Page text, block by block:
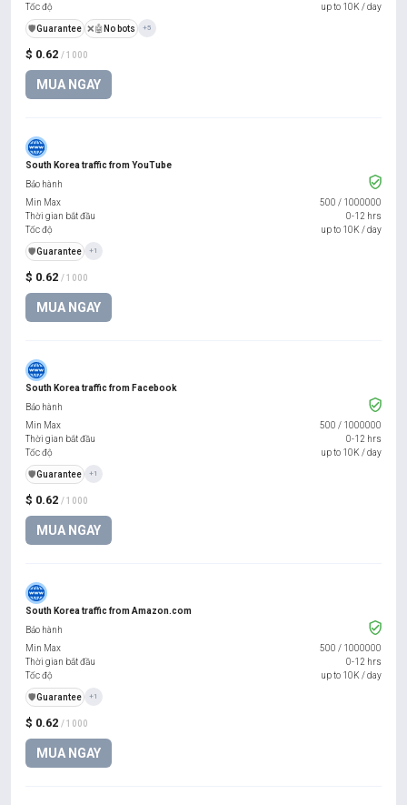
$ 0.62 / 1000
MUA NGAY
Tốc độ
up to 10K / day
️🛡️Guarantee ❌🤖 No bots +5
South Korea traffic from YouTube
$ 0.62 / 1000
MUA NGAY
Bảo hành
Min Max
500 / 1000000
Thời gian bắt đầu
0-12 hrs
Tốc độ
up to 10K / day
️🛡️Guarantee +1
South Korea traffic from Facebook
$ 0.62 / 1000
MUA NGAY
Bảo hành
Min Max
500 / 1000000
Thời gian bắt đầu
0-12 hrs
Tốc độ
up to 10K / day
️🛡️Guarantee +1
South Korea traffic from Amazon.com
$ 0.62 / 1000
MUA NGAY
Bảo hành
Min Max
500 / 1000000
Thời gian bắt đầu
0-12 hrs
Tốc độ
up to 10K / day
️🛡️Guarantee +1